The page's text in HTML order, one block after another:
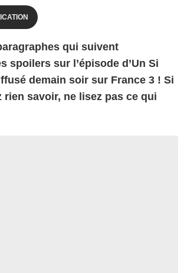
qui suivent
spoilers sur l’épisode d’Un Si
demain soir sur France 3 ! Si
rien savoir, ne lisez pas ce qui